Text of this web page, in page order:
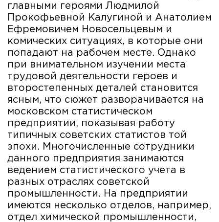
главными героями Людмилой
Прокофьевной Калугиной и Анатолием
Ефремовичем Новосельцевым и
комических ситуациях, в которые они
попадают на рабочем месте. Однако
при внимательном изучении места
трудовой деятельности героев и
второстепенных деталей становится
ясным, что сюжет разворачивается на
московском статистическом
предприятии, показывая работу
типичных советских статистов той
эпохи. Многочисленные сотрудники
данного предприятия занимаются
ведением статистического учета в
разных отраслях советской
промышленности. На предприятии
имеются несколько отделов, например,
отдел химической промышленности,